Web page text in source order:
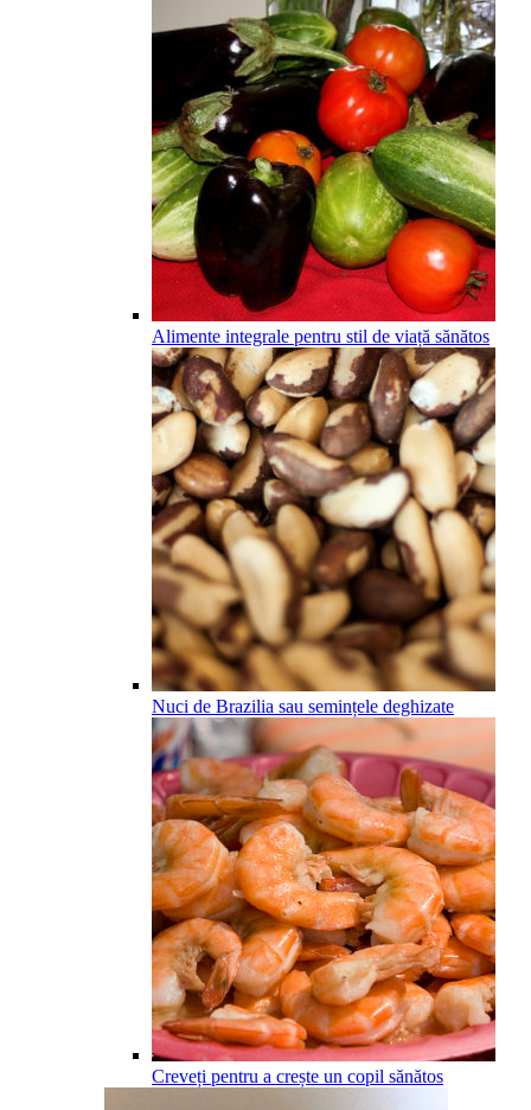
Alimente integrale pentru stil de viață sănătos
Nuci de Brazilia sau semințele deghizate
Creveți pentru a crește un copil sănătos